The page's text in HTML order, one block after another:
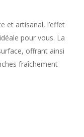
et artisanal, l’effet
pour vous. La
offrant ainsi
fraîchement